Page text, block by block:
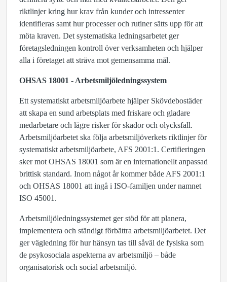
riktlinjer kring hur krav från kunder och intressenter
identifieras samt hur processer och rutiner sätts upp för att
möta kraven. Det systematiska ledningsarbetet ger
företagsledningen kontroll över verksamheten och hjälper
alla i företaget att sträva mot gemensamma mål.
OHSAS 18001 - Arbetsmiljöledningssystem
Ett systematiskt arbetsmiljöarbete hjälper Skövdebostäder
att skapa en sund arbetsplats med friskare och gladare
medarbetare och lägre risker för skador och olycksfall.
Arbetsmiljöarbetet ska följa arbetsmiljöverkets riktlinjer för
systematiskt arbetsmiljöarbete, AFS 2001:1. Certifieringen
sker mot OHSAS 18001 som är en internationellt anpassad
brittisk standard. Inom något år kommer både AFS 2001:1
och OHSAS 18001 att ingå i ISO-familjen under namnet
ISO 45001.
Arbetsmiljöledningssystemet ger stöd för att planera,
implementera och ständigt förbättra arbetsmiljöarbetet. Det
ger vägledning för hur hänsyn tas till såväl de fysiska som
de psykosociala aspekterna av arbetsmiljö – både
organisatorisk och social arbetsmiljö.